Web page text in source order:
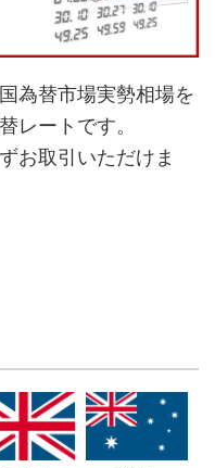
為替市場実勢相場を
レートです。
お取引いただけま